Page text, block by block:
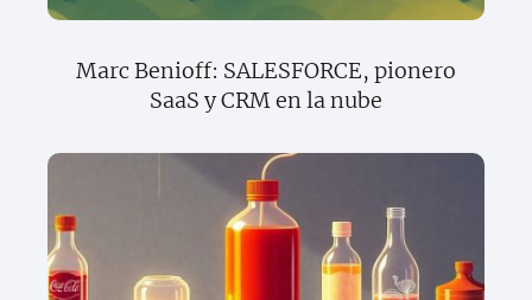
Marc Benioff: SALESFORCE, pionero
SaaS y CRM en la nube